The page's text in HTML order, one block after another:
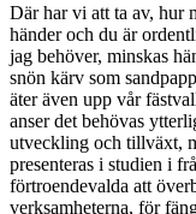
Där har vi att ta av, hur
händer och du är
jag behöver, minskas
snön kärv som
äter även upp vår
anser det behövas
utveckling och tillväxt,
presenteras i studien i
förtroendevalda att
verksamheterna, för